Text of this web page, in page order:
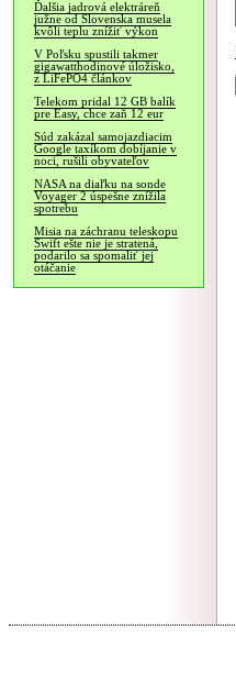
Ďalšia jadrová elektráreň
južne od Slovenska musela
kvôli teplu znížiť výkon
V Poľsku spustili takmer
gigawatthodinové úložisko,
z LiFePO4 článkov
Telekom pridal 12 GB balík
pre Easy, chce zaň 12 eur
Súd zakázal samojazdiacim
Google taxíkom dobíjanie v
noci, rušili obyvateľov
NASA na diaľku na sonde
Voyager 2 úspešne znížila
spotrebu
Misia na záchranu teleskopu
Swift ešte nie je stratená,
podarilo sa spomaliť jej
otáčanie